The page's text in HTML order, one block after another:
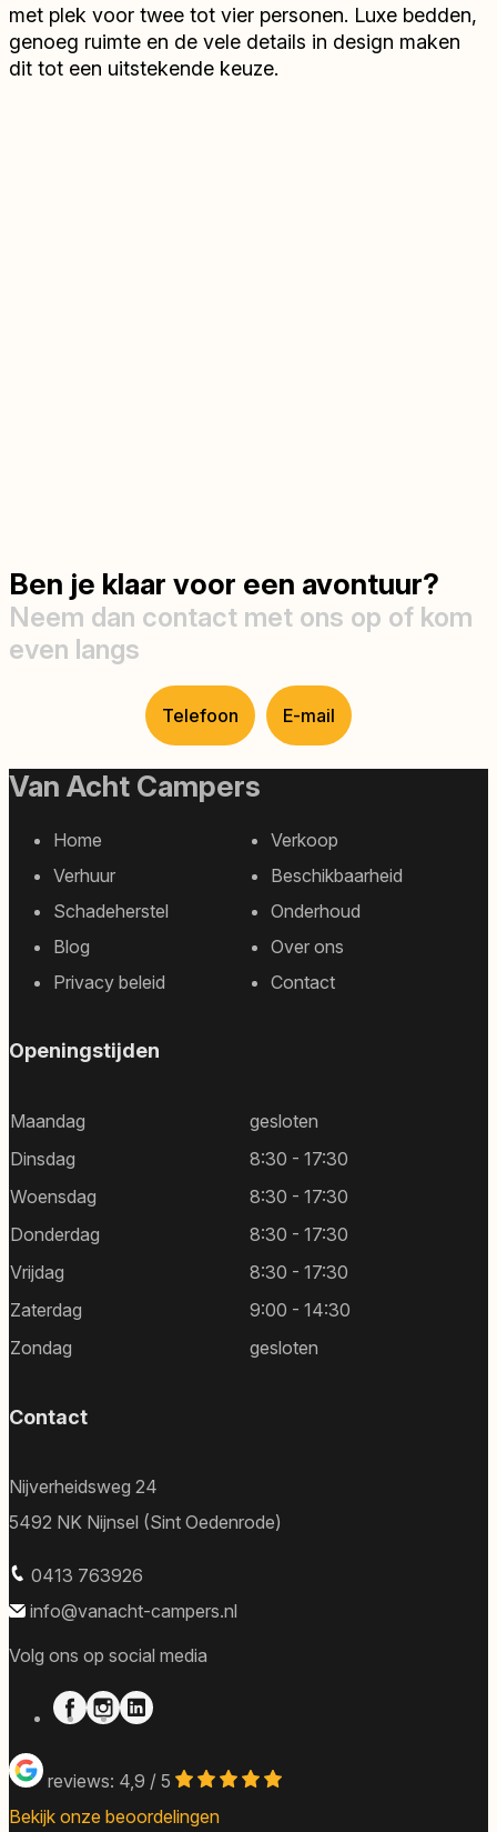
met plek voor twee tot vier personen. Luxe bedden,
genoeg ruimte en de vele details in design maken
dit tot een uitstekende keuze.
Ben je klaar voor een avontuur?
Neem dan contact met ons op of kom
even langs
Telefoon E-mail
Van Acht Campers
Footer
sitemap
Home
Verkoop
Verhuur
Beschikbaarheid
Schadeherstel
Onderhoud
Blog
Over ons
Privacy beleid
Contact
Openingstijden
Maandag
gesloten
Dinsdag
8:30 - 17:30
Woensdag
8:30 - 17:30
Donderdag
8:30 - 17:30
Vrijdag
8:30 - 17:30
Zaterdag
9:00 - 14:30
Zondag
gesloten
Contact
Nijverheidsweg 24
5492 NK Nijnsel (Sint Oedenrode)
0413 763926
info@vanacht-campers.nl
Volg ons op social media
reviews: 4,9 / 5
Bekijk onze beoordelingen